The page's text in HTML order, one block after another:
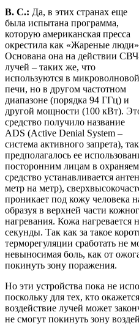
В. С.: Да, в этих странах еще
была испытана программа,
которую американская пресса
окрестила как «Жареные
Основана она на действии
лучей – таких же, что
используются в микроволновой
печи, но в другом частотном
диапазоне (порядка 94 ГГц) и
другой мощности (100 кВт).
средство получило название
ADS (Active Denial System –
система активного запрета),
предполагалось ее
посторонним лицам в
средство устанавливается
метр на метр),
проникает под кожу человека
образуя в верхней части
нагревания. Кожа нагревается
секунды. Так как за такое
терморегуляции сработать не
невыносимая боль, как от
покинуть зону поражения.
Но эти устройства пока не
поскольку для тех, кто
воздействие лучей может
не смогут покинуть зону